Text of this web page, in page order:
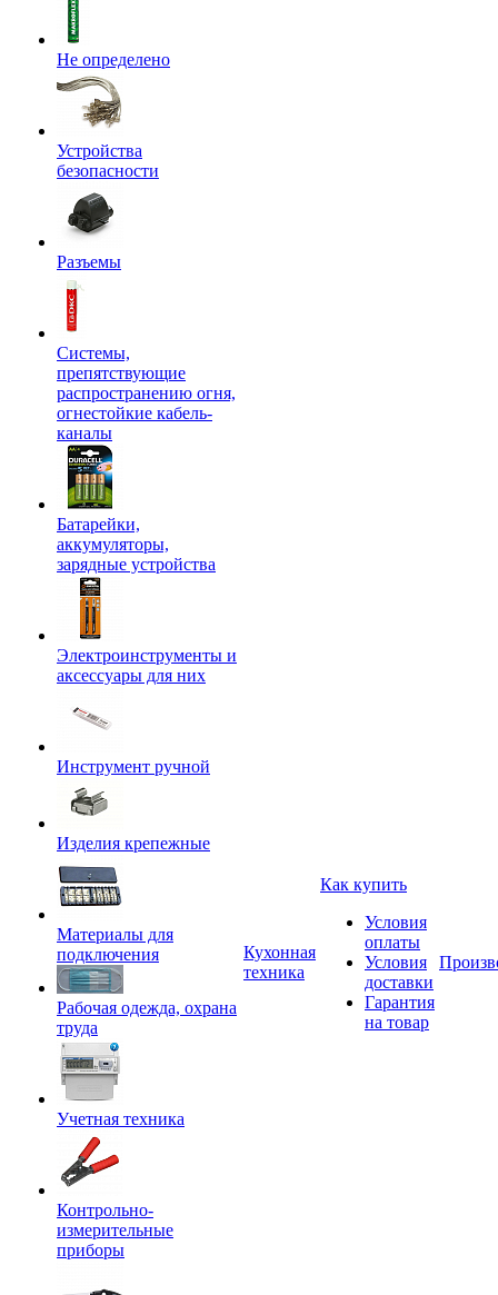
Не определено
Устройства
безопасности
Разъемы
Системы,
препятствующие
распространению огня,
огнестойкие кабель-
каналы
Батарейки,
аккумуляторы,
зарядные устройства
Электроинструменты и
аксессуары для них
Инструмент ручной
Изделия крепежные
Материалы для
подключения
Рабочая одежда, охрана
труда
Учетная техника
Контрольно-
измерительные
приборы
Кухонная
техника
Как купить
Условия
оплаты
Условия
доставки
Гарантия
на товар